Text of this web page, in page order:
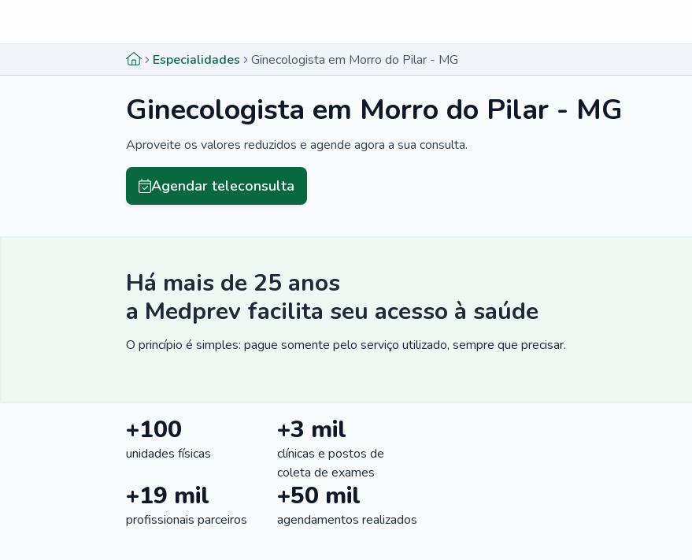
Especialidades Ginecologista em Morro do Pilar - MG
Ginecologista em Morro do Pilar - MG
Aproveite os valores reduzidos e agende agora a sua consulta.
Agendar teleconsulta
Há mais de 25 anos
a Medprev facilita seu acesso à saúde
O princípio é simples: pague somente pelo serviço utilizado, sempre que precisar.
+100
unidades físicas
+3 mil
clínicas e postos de
coleta de exames
+19 mil
profissionais parceiros
+50 mil
agendamentos realizados